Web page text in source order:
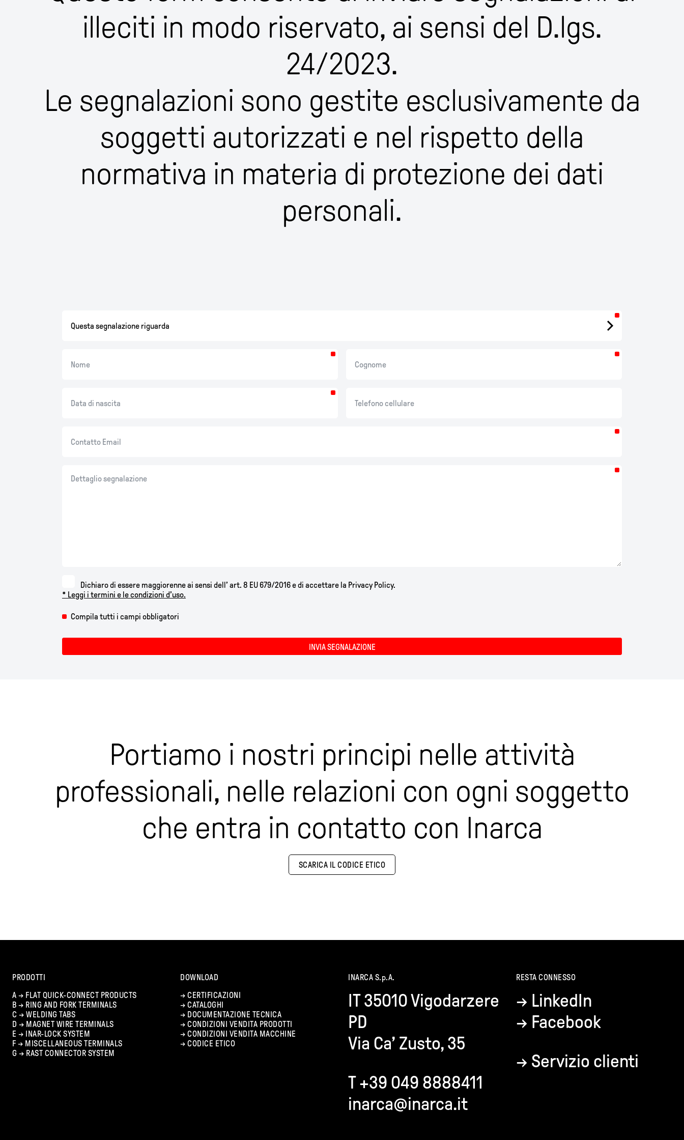
illeciti in modo riservato, ai sensi del D.lgs.
24/2023.
Le segnalazioni sono gestite esclusivamente da
soggetti autorizzati e nel rispetto della
normativa in materia di protezione dei dati
personali.
Dichiaro di essere maggiorenne ai sensi dell’ art. 8 EU 679/2016 e di accettare la Privacy Policy.
* Leggi i termini e le condizioni d’uso.
Compila tutti i campi obbligatori
Portiamo i nostri principi nelle attività
professionali, nelle relazioni con ogni soggetto
che entra in contatto con Inarca
SCARICA IL CODICE ETICO
PRODOTTI
A → FLAT QUICK-CONNECT PRODUCTS
B → RING AND FORK TERMINALS
C → WELDING TABS
D → MAGNET WIRE TERMINALS
E →
INAR-LOCK SYSTEM
F → MISCELLANEOUS TERMINALS
G → RAST CONNECTOR SYSTEM
DOWNLOAD
→ CERTIFICAZIONI
→ CATALOGHI
→ DOCUMENTAZIONE TECNICA
→ CONDIZIONI VENDITA PRODOTTI
→ CONDIZIONI VENDITA MACCHINE
→ CODICE ETICO
INARCA S.p.A.
IT 35010 Vigodarzere
PD
Via Ca’ Zusto, 35
T +39 049 8888411
inarca@inarca.it
RESTA CONNESSO
→ LinkedIn
→ Facebook
→ Servizio clienti